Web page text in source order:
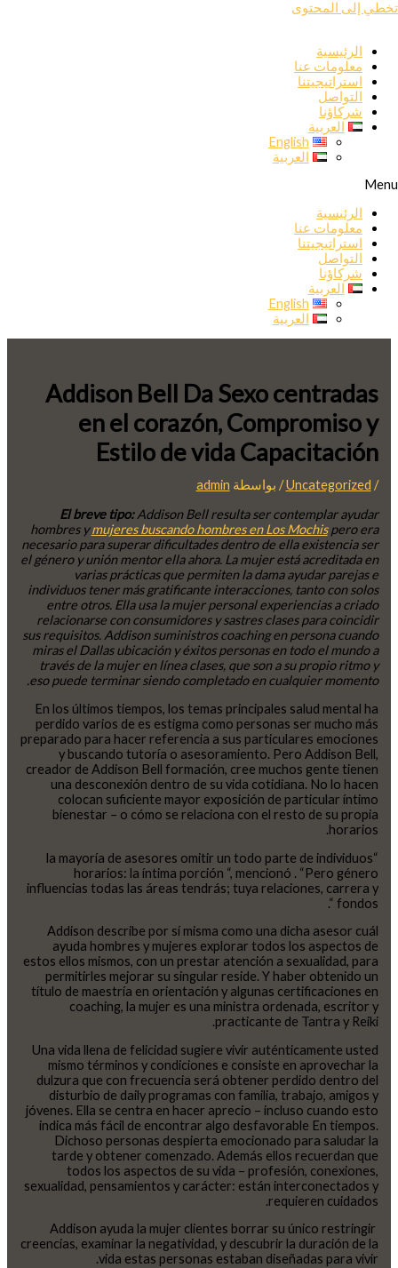
تخطي إلى المحتوى
الرئيسية
معلومات عنا
استراتيجيتنا
التواصل
شركاؤنا
العربية
English
العربية
Menu
الرئيسية
معلومات عنا
استراتيجيتنا
التواصل
شركاؤنا
العربية
English
العربية
Addison Bell Da Sexo centradas
en el corazón, Compromiso y
Estilo de vida Capacitación
/
Uncategorized/ بواسطة admin
El breve tipo:Addison Bell resulta ser contemplar ayudar
hombres ymujeres buscando hombres en Los Mochispero era
necesario para superar dificultades dentro de ella existencia ser
el género y unión mentor ella ahora. La mujer está acreditada en
varias prácticas que permiten la dama ayudar parejas e
individuos tener más gratificante interacciones, tanto con solos
entre otros. Ella usa la mujer personal experiencias a criado
relacionarse con consumidores y sastres clases para coincidir
sus requisitos. Addison suministros coaching en persona cuando
miras el Dallas ubicación y éxitos personas en todo el mundo a
través de la mujer en línea clases, que son a su propio ritmo y
eso puede terminar siendo completado en cualquier momento.
En los últimos tiempos, los temas principales salud mental ha
perdido varios de es estigma como personas ser mucho más
preparado para hacer referencia a sus particulares emociones
y buscando tutoría o asesoramiento. Pero Addison Bell,
creador de Addison Bell formación, cree muchos gente tienen
una desconexión dentro de su vida cotidiana. No lo hacen
colocan suficiente mayor exposición de particular íntimo
bienestar – o cómo se relaciona con el resto de su propia
horarios.
“la mayoría de asesores omitir un todo parte de individuos
horarios: la íntima porción “, mencionó . “Pero género
influencias todas las áreas tendrás; tuya relaciones, carrera y
fondos “.
Addison describe por sí misma como una dicha asesor cuál
ayuda hombres y mujeres explorar todos los aspectos de
estos ellos mismos, con un prestar atención a sexualidad, para
permitirles mejorar su singular reside. Y haber obtenido un
título de maestría en orientación y algunas certificaciones en
coaching, la mujer es una ministra ordenada, escritor y
practicante de Tantra y Reiki.
Una vida llena de felicidad sugiere vivir auténticamente usted
mismo términos y condiciones e consiste en aprovechar la
dulzura que con frecuencia será obtener perdido dentro del
disturbio de daily programas con familia, trabajo, amigos y
jóvenes. Ella se centra en hacer aprecio – incluso cuando esto
indica más fácil de encontrar algo desfavorable En tiempos.
Dichoso personas despierta emocionado para saludar la
tarde y obtener comenzado. Además ellos recuerdan que
todos los aspectos de su vida – profesión, conexiones,
sexualidad, pensamientos y carácter: están interconectados y
requieren cuidados.
Addison ayuda la mujer clientes borrar su único restringir ​​
creencias, examinar la negatividad, y descubrir la duración de la
vida estas personas estaban diseñadas para vivir.